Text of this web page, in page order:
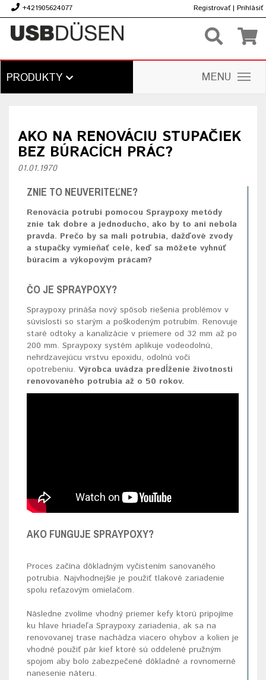
+421905624077 Registrovať | Prihlásiť
PRODUKTY MENU
AKO NA RENOVÁCIU STUPAČIEK
BEZ BÚRACÍCH PRÁC?
01.01.1970
ZNIE TO NEUVERITEĽNE?
Renovácia potrubí pomocou Spraypoxy metódy
znie tak dobre a jednoducho, ako by to ani nebola
pravda. Prečo by sa mali potrubia, dažďové zvody
a stupačky vymieňať celé, keď sa môžete vyhnúť
búracím a výkopovým prácam?
ČO JE SPRAYPOXY?
Spraypoxy prináša nový spôsob riešenia problémov v
súvislosti so starým a poškodeným potrubím. Renovuje
staré odtoky a kanalizácie v priemere od 32 mm až po
200 mm. Spraypoxy systém aplikuje vodeodolnú,
nehrdzavejúcu vrstvu epoxidu, odolnú voči
opotrebeniu. Výrobca uvádza predĺženie životnosti
renovovaného potrubia až o 50 rokov.
AKO FUNGUJE SPRAYPOXY?
Proces začína dôkladným vyčistením sanovaného
potrubia. Najvhodnejšie je použiť tlakové zariadenie
spolu reťazovým omielačom.
Následne zvolíme vhodný priemer kefy ktorú pripojíme
ku hlave hriadeľa Spraypoxy zariadenia, ak sa na
renovovanej trase nachádza viacero ohybov a kolien je
vhodné použiť pár kief ktoré sú oddelené pružným
spojom aby bolo zabezpečené dôkladné a rovnomerné
nanesenie náteru.